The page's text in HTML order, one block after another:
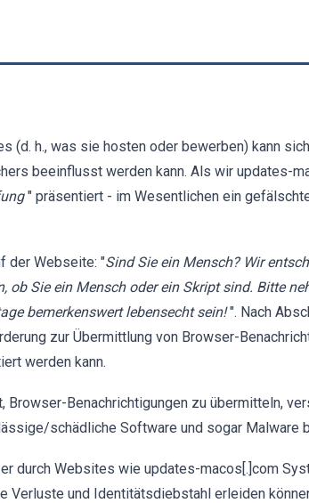
(d. h., was sie hosten oder bewerben) kann
beeinflusst werden kann. Als wir updates-
" präsentiert - im Wesentlichen ein
der Webseite: "Sind Sie ein Mensch? Wir
ob Sie ein Mensch oder ein Skript sind. Bitte
bemerkenswert lebensecht sein! ". Nach
zur Übermittlung von Browser-
werden kann.
Browser-Benachrichtigungen zu übermitteln,
schädliche Software und sogar Malware
durch Websites wie updates-macos[.]com
Verluste und Identitätsdiebstahl erleiden